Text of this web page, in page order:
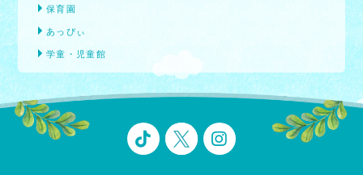
保育園
あっぴぃ
学童・児童館